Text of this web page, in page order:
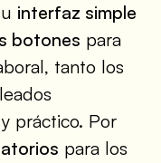
interfaz simple
botones para
tanto los
práctico. Por
para los